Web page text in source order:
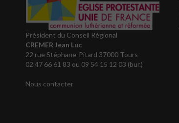
Président du Conseil Régional
CREMER Jean Luc
22 rue Stéphane-Pitard 37000 Tours
02 47 66 61 83 ou 09 54 15 12 03 (bur.)
Nous contacter